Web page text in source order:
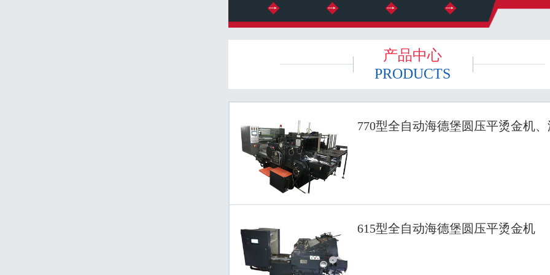
产品中心
PRODUCTS
770型全自动海德堡圆压平烫金机、
615型全自动海德堡圆压平烫金机